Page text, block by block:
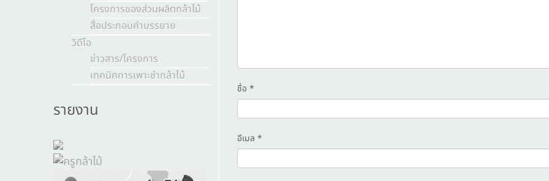
โครงการของส่วนผลิตกล้าไม้
สื่อประกอบคำบรรยาย
วิดีโอ
ข่าวสาร/โครงการ
เทคนิคการเพาะชำกล้าไม้
รายงาน
ชื่อ *
อีเมล *